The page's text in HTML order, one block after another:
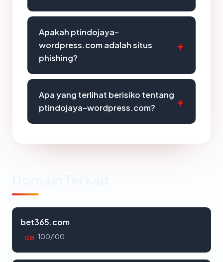
Apakah ptindojaya-
wordpress.com adalah situs
phishing?
Apa yang terlihat berisiko tentang
ptindojaya-wordpress.com?
bet365.com
GB 100/100